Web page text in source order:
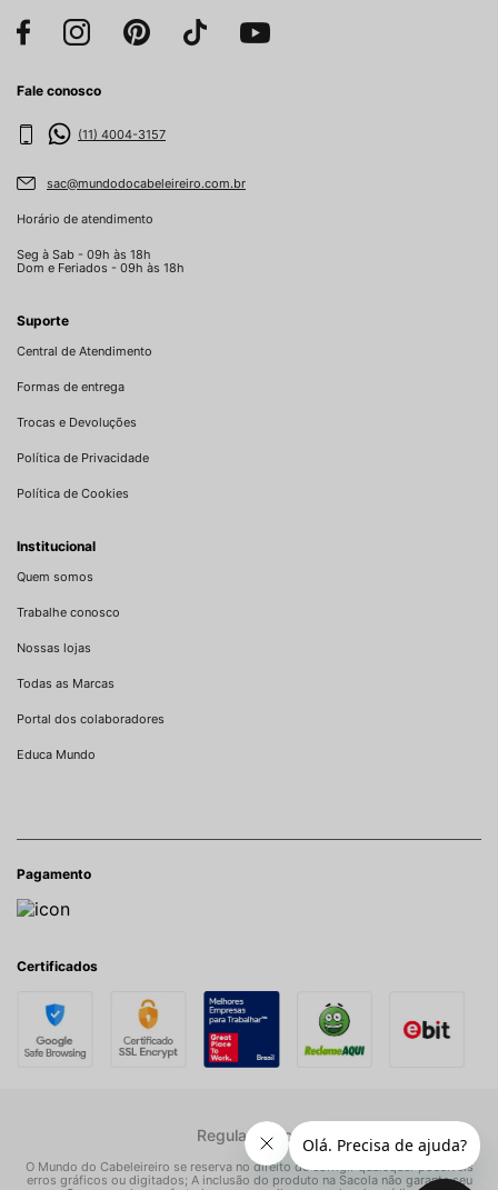
Fale conosco
(11) 4004-3157
sac@mundodocabeleireiro.com.br
Horário de atendimento
Seg à Sab - 09h às 18h
Dom e Feriados - 09h às 18h
Suporte
Central de Atendimento
Formas de entrega
Trocas e Devoluções
Política de Privacidade
Política de Cookies
Institucional
Quem somos
Trabalhe conosco
Nossas lojas
Todas as Marcas
Portal dos colaboradores
Educa Mundo
Pagamento
Certificados
Regulamentos
O Mundo do Cabeleireiro se reserva no direito de corrigir quaisquer possíveis
erros gráficos ou digitados; A inclusão do produto na Sacola não garante seu